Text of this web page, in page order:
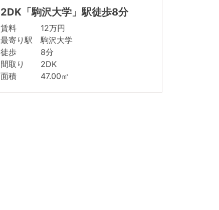
2DK「駒沢大学」駅徒歩8分
賃料 12万円
最寄り駅 駒沢大学
徒歩 8分
間取り 2DK
面積 47.00㎡